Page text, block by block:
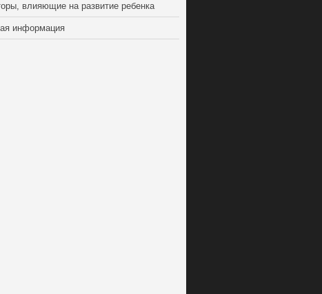
влияющие на развитие ребенка
информация